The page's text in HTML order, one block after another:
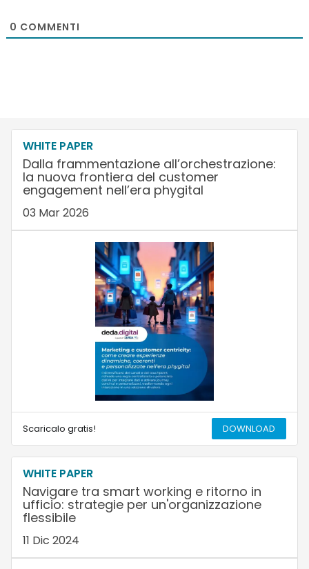
0 COMMENTI
WHITE PAPER
Dalla frammentazione all’orchestrazione:
la nuova frontiera del customer
engagement nell’era phygital
03 Mar 2026
Scaricalo gratis! DOWNLOAD
WHITE PAPER
Navigare tra smart working e ritorno in
ufficio: strategie per un'organizzazione
flessibile
11 Dic 2024